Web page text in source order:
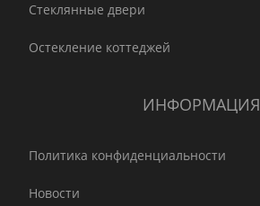
Стеклянные двери
Остекление коттеджей
ИНФОРМАЦИЯ
Политика конфиденциальности
Новости